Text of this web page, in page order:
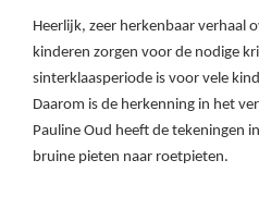
Heerlijk, zeer herkenbaar verhaal
kinderen zorgen voor de nodige
sinterklaasperiode is voor vele
Daarom is de herkenning in het
Pauline Oud heeft de tekeningen
bruine pieten naar roetpieten.